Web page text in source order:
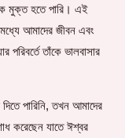
মুক্ত হতে পারি। এই
আমাদের জীবন এবং
তাঁকে ভালবাসার
পারিনি, তখন আমাদের
করেছেন যাতে ঈশ্বর